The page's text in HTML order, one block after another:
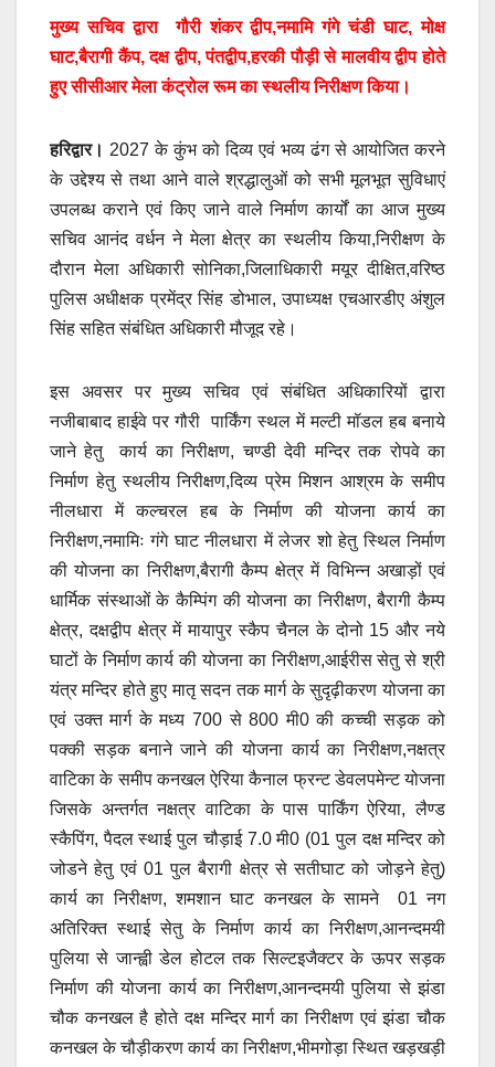
मुख्य सचिव द्वारा गौरी शंकर द्वीप,नमामि गंगे चंडी घाट, मोक्ष
घाट,बैरागी कैंप, दक्ष द्वीप, पंतद्वीप,हरकी पौड़ी से मालवीय द्वीप होते
हुए सीसीआर मेला कंट्रोल रूम का स्थलीय निरीक्षण किया।
हरिद्वार। 2027 के कुंभ को दिव्य एवं भव्य ढंग से आयोजित करने
के उद्देश्य से तथा आने वाले श्रद्धालुओं को सभी मूलभूत सुविधाएं
उपलब्ध कराने एवं किए जाने वाले निर्माण कार्यों का आज मुख्य
सचिव आनंद वर्धन ने मेला क्षेत्र का स्थलीय किया,निरीक्षण के
दौरान मेला अधिकारी सोनिका,जिलाधिकारी मयूर दीक्षित,वरिष्ठ
पुलिस अधीक्षक प्रमेंद्र सिंह डोभाल, उपाध्यक्ष एचआरडीए अंशुल
सिंह सहित संबंधित अधिकारी मौजूद रहे।
इस अवसर पर मुख्य सचिव एवं संबंधित अधिकारियों द्वारा
नजीबाबाद हाईवे पर गौरी पार्किंग स्थल में मल्टी मॉडल हब बनाये
जाने हेतु कार्य का निरीक्षण, चण्डी देवी मन्दिर तक रोपवे का
निर्माण हेतु स्थलीय निरीक्षण,दिव्य प्रेम मिशन आश्रम के समीप
नीलधारा में कल्चरल हब के निर्माण की योजना कार्य का
निरीक्षण,नमामिः गंगे घाट नीलधारा में लेजर शो हेतु स्थिल निर्माण
की योजना का निरीक्षण,बैरागी कैम्प क्षेत्र में विभिन्न अखाड़ों एवं
धार्मिक संस्थाओं के कैम्पिंग की योजना का निरीक्षण, बैरागी कैम्प
क्षेत्र, दक्षद्वीप क्षेत्र में मायापुर स्कैप चैनल के दोनो 15 और नये
घाटों के निर्माण कार्य की योजना का निरीक्षण,आईरीस सेतु से श्री
यंत्र मन्दिर होते हुए मातृ सदन तक मार्ग के सुदृढ़ीकरण योजना का
एवं उक्त मार्ग के मध्य 700 से 800 मी0 की कच्ची सड़क को
पक्की सड़क बनाने जाने की योजना कार्य का निरीक्षण,नक्षत्र
वाटिका के समीप कनखल ऐरिया कैनाल फ्रन्ट डेवलपमेन्ट योजना
जिसके अन्तर्गत नक्षत्र वाटिका के पास पार्किंग ऐरिया, लैण्ड
स्कैपिंग, पैदल स्थाई पुल चौड़ाई 7.0 मी0 (01 पुल दक्ष मन्दिर को
जोडने हेतु एवं 01 पुल बैरागी क्षेत्र से सतीघाट को जोड़ने हेतु)
कार्य का निरीक्षण, शमशान घाट कनखल के सामने 01 नग
अतिरिक्त स्थाई सेतु के निर्माण कार्य का निरीक्षण,आनन्दमयी
पुलिया से जान्ह्वी डेल होटल तक सिल्टइजैक्टर के ऊपर सड़क
निर्माण की योजना कार्य का निरीक्षण,आनन्दमयी पुलिया से झंडा
चौक कनखल है होते दक्ष मन्दिर मार्ग का निरीक्षण एवं झंडा चौक
कनखल के चौड़ीकरण कार्य का निरीक्षण,भीमगोड़ा स्थित खड़खड़ी